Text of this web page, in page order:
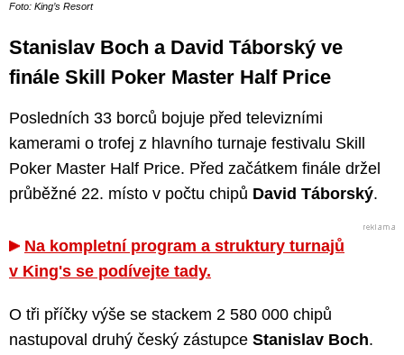
Foto: King’s Resort
Stanislav Boch a David Táborský ve
finále Skill Poker Master Half Price
Posledních 33 borců bojuje před televizními
kamerami o trofej z hlavního turnaje festivalu Skill
Poker Master Half Price. Před začátkem finále držel
průběžné 22. místo v počtu chipů David Táborský.
Na kompletní program a struktury turnajů
v King's se podívejte tady.
O tři příčky výše se stackem 2 580 000 chipů
nastupoval druhý český zástupce Stanislav Boch.